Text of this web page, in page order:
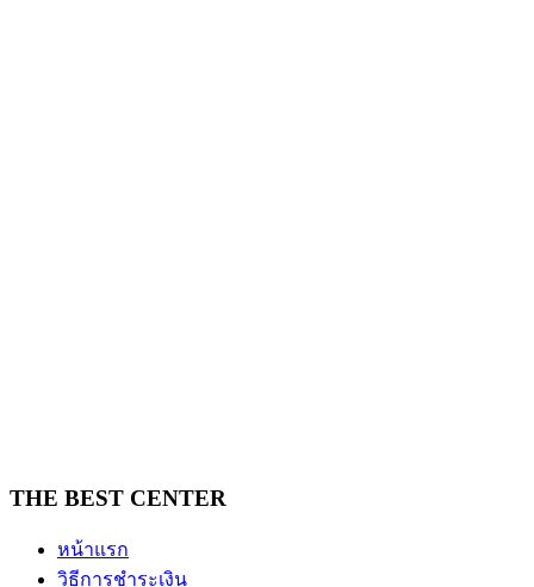
THE BEST CENTER
หน้าแรก
วิธีการชำระเงิน